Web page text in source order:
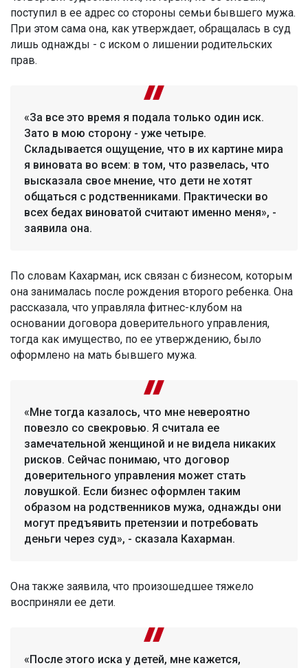
поступил в ее адрес со стороны семьи бывшего мужа.
При этом сама она, как утверждает, обращалась в суд
лишь однажды - с иском о лишении родительских
прав.
«За все это время я подала только один иск.
Зато в мою сторону - уже четыре.
Складывается ощущение, что в их картине мира
я виновата во всем: в том, что развелась, что
высказала свое мнение, что дети не хотят
общаться с родственниками. Практически во
всех бедах виноватой считают именно меня», -
заявила она.
По словам Кахарман, иск связан с бизнесом, которым
она занималась после рождения второго ребенка. Она
рассказала, что управляла фитнес-клубом на
основании договора доверительного управления,
тогда как имущество, по ее утверждению, было
оформлено на мать бывшего мужа.
«Мне тогда казалось, что мне невероятно
повезло со свекровью. Я считала ее
замечательной женщиной и не видела никаких
рисков. Сейчас понимаю, что договор
доверительного управления может стать
ловушкой. Если бизнес оформлен таким
образом на родственников мужа, однажды они
могут предъявить претензии и потребовать
деньги через суд», - сказала Кахарман.
Она также заявила, что произошедшее тяжело
восприняли ее дети.
«После этого иска у детей, мне кажется,